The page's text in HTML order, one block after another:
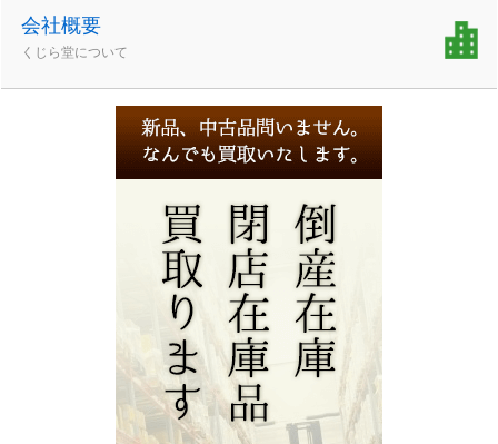
会社概要
くじら堂について